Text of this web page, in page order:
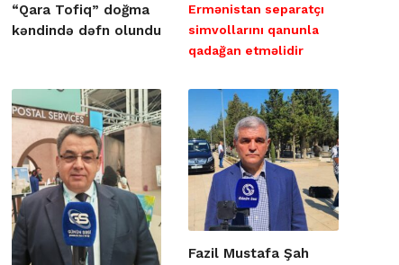
“Qara Tofiq” doğma
kəndində dəfn olundu
Ermənistan separatçı
simvollarını qanunla
qadağan etməlidir
Fazil Mustafa Şah